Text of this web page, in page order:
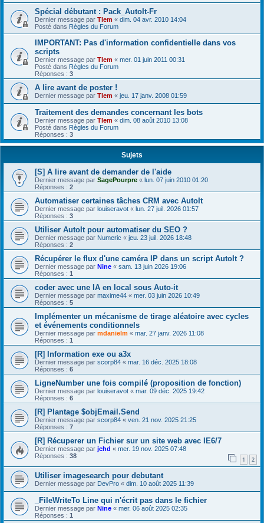
Spécial débutant : Pack_AutoIt-Fr
Dernier message par Tlem « dim. 04 avr. 2010 14:04
Posté dans Règles du Forum
IMPORTANT: Pas d'information confidentielle dans vos
scripts
Dernier message par Tlem « mer. 01 juin 2011 00:31
Posté dans Règles du Forum
Réponses : 3
A lire avant de poster !
Dernier message par Tlem « jeu. 17 janv. 2008 01:59
Traitement des demandes concernant les bots
Dernier message par Tlem « dim. 08 août 2010 13:08
Posté dans Règles du Forum
Réponses : 3
Sujets
[S] A lire avant de demander de l'aide
Dernier message par SagePourpre « lun. 07 juin 2010 01:20
Réponses : 2
Automatiser certaines tâches CRM avec AutoIt
Dernier message par louiseravot « lun. 27 juil. 2026 01:57
Réponses : 3
Utiliser AutoIt pour automatiser du SEO ?
Dernier message par Numeric « jeu. 23 juil. 2026 18:48
Réponses : 2
Récupérer le flux d'une caméra IP dans un script AutoIt ?
Dernier message par Nine « sam. 13 juin 2026 19:06
Réponses : 1
coder avec une IA en local sous Auto-it
Dernier message par maxime44 « mer. 03 juin 2026 10:49
Réponses : 5
Implémenter un mécanisme de tirage aléatoire avec cycles
et événements conditionnels
Dernier message par mdanielm « mar. 27 janv. 2026 11:08
Réponses : 1
[R] Information exe ou a3x
Dernier message par scorp84 « mar. 16 déc. 2025 18:08
Réponses : 6
LigneNumber une fois compilé (proposition de fonction)
Dernier message par louiseravot « mar. 09 déc. 2025 19:42
Réponses : 6
[R] Plantage $objEmail.Send
Dernier message par scorp84 « ven. 21 nov. 2025 21:25
Réponses : 7
[R] Récuperer un Fichier sur un site web avec IE6/7
Dernier message par jchd « mer. 19 nov. 2025 07:48
Réponses : 38 1 2
Utiliser imagesearch pour debutant
Dernier message par DevPro « dim. 10 août 2025 11:39
_FileWriteTo Line qui n'écrit pas dans le fichier
Dernier message par Nine « mer. 06 août 2025 02:35
Réponses : 1